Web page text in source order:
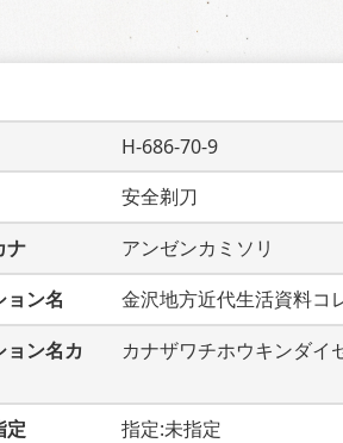
H-686-70-9
安全剃刀
ナ
アンゼンカミソリ
ョン名
金沢地方近代生活資料コ
ョン名カ
カナザワチホウキンダイ
定
指定:未指定